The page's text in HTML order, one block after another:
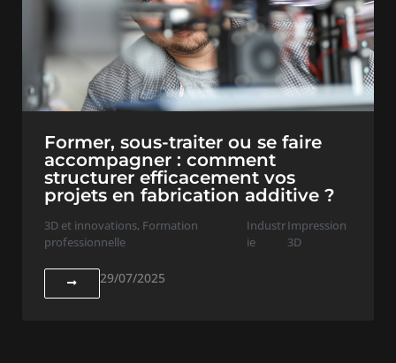
Former, sous-traiter ou se faire
accompagner : comment
structurer efficacement vos
projets en fabrication additive ?
3D et innovations, Formation
professionnelle
Industr
ie
Impression
3D
29/07/2025